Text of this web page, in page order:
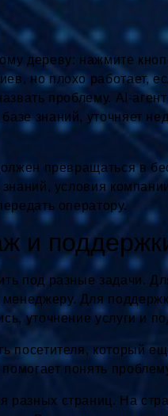
дереву: нажмите
но плохо работает,
проблему. AI-
знаний, уточняет
превращаться в
знаний, условия
оператору.
и
под разные задачи.
Для
уточнение услуги и
посетителя, который
понять
страниц. На